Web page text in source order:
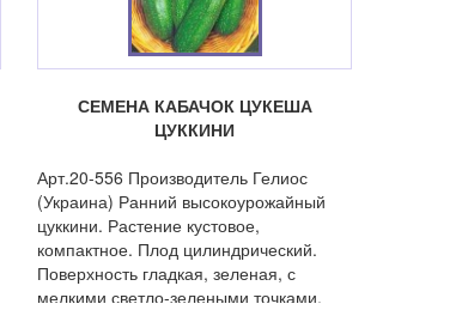
СЕМЕНА КАБАЧОК ЦУКЕША
ЦУККИНИ
Арт.20-556 Производитель Гелиос
(Украина) Ранний высокоурожайный
цуккини. Растение кустовое,
компактное. Плод цилиндрический.
Поверхность гладкая, зеленая, с
мелкими светло-зелеными точками.